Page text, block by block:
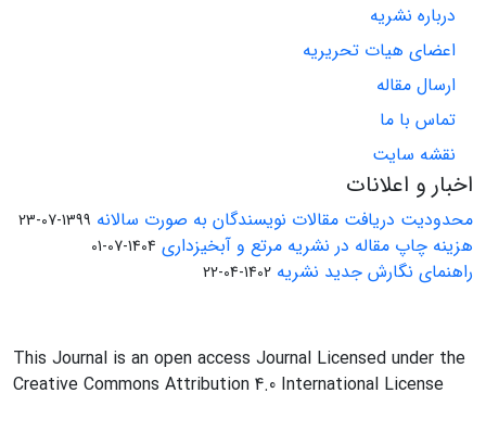
درباره نشریه
اعضای هیات تحریریه
ارسال مقاله
تماس با ما
نقشه سایت
اخبار و اعلانات
محدودیت دریافت مقالات نویسندگان به صورت سالانه 1399-07-23
هزینه چاپ مقاله در نشریه مرتع و آبخیزداری 1404-07-01
راهنمای نگارش جدید نشریه 1402-04-22
This Journal is an open access Journal Licensed under the
Creative Commons Attribution 4.0 International License